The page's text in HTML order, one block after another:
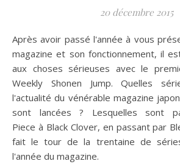
20 décembre 2015
Après avoir passé l'année à vous présenter le contenu du
magazine et son fonctionnement, il
aux choses sérieuses avec le
Weekly Shonen Jump. Quelles
l'actualité du vénérable magazine
sont lancées ? Lesquelles sont
Piece à Black Clover, en passant par
fait le tour de la trentaine de
l'année du magazine.